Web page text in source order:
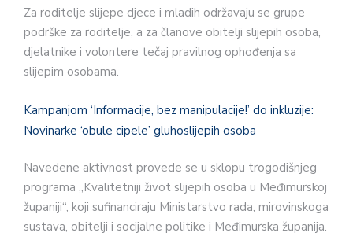
Za roditelje slijepe djece i mladih održavaju se grupe
podrške za roditelje, a za članove obitelji slijepih osoba,
djelatnike i volontere tečaj pravilnog ophođenja sa
slijepim osobama.
Kampanjom ‘Informacije, bez manipulacije!’ do inkluzije:
Novinarke ‘obule cipele’ gluhoslijepih osoba
Navedene aktivnost provede se u sklopu trogodišnjeg
programa „Kvalitetniji život slijepih osoba u Međimurskoj
županiji“, koji sufinanciraju Ministarstvo rada, mirovinskoga
sustava, obitelji i socijalne politike i Međimurska županija.